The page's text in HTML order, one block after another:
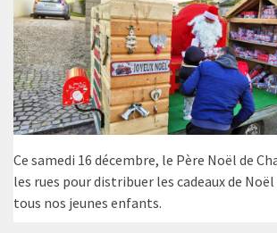
Ce samedi 16 décembre, le Père Noël de
les rues pour distribuer les cadeaux de
tous nos jeunes enfants.